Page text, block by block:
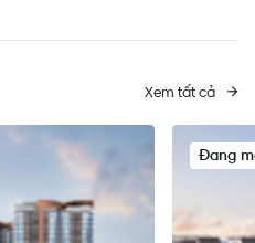
Xem tất cả
Đang